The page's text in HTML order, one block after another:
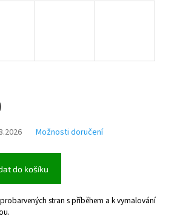
Možnosti doručení
do košíku
stran s příběhem a k vymalování